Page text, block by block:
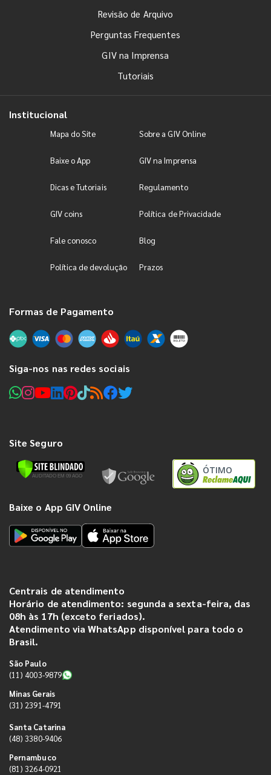
Revisão de Arquivo
Perguntas Frequentes
GIV na Imprensa
Tutoriais
Institucional
Mapa do Site Sobre a GIV Online
Baixe o App GIV na Imprensa
Dicas e Tutoriais Regulamento
GIV coins Política de Privacidade
Fale conosco Blog
Política de devolução Prazos
Formas de Pagamento
Siga-nos nas redes sociais
Site Seguro
ÓTIMO
Baixe o App GIV Online
Centrais de atendimento
Horário de atendimento: segunda a sexta-feira, das
08h às 17h (exceto feriados).
Atendimento via WhatsApp disponível para todo o
Brasil.
São Paulo
(11) 4003-9879
Minas Gerais
(31) 2391-4791
Santa Catarina
(48) 3380-9406
Pernambuco
(81) 3264-0921